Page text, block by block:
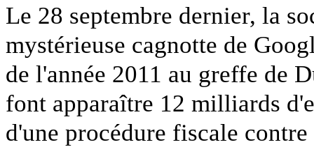
Le 28 septembre dernier, la
mystérieuse cagnotte de
de l'année 2011 au greffe de
font apparaître 12 milliards
d'une procédure fiscale